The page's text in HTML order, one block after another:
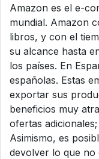
Amazon es el e-
mundial. Amazon
libros, y con el
su alcance hasta
los países. En
españolas. Estas
exportar sus
beneficios muy
ofertas
Asimismo, es
devolver lo que no